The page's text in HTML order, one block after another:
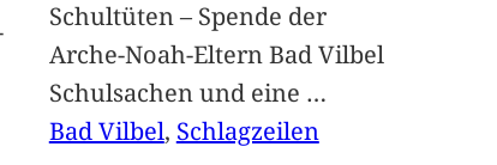
Schultüten – Spende der
Arche-Noah-Eltern Bad Vilbel
Schulsachen und eine …
Bad Vilbel, Schlagzeilen